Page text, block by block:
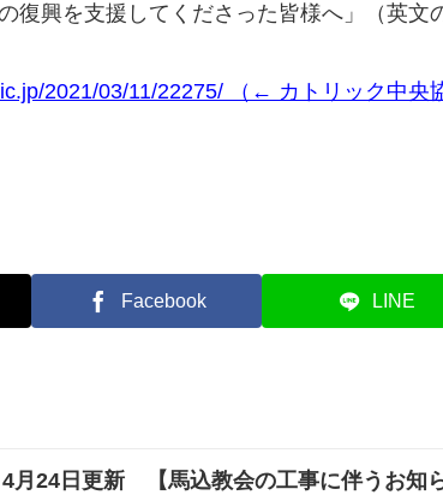
復興を支援してくださった皆様へ」（英文
2021/03/11/22275/ （← カトリック中央
Facebook LINE
4月24日更新 【馬込教会の工事に伴うお知